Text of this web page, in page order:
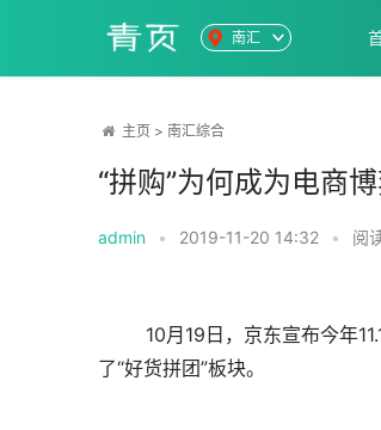
南汇
主页 > 南汇综合
“拼购”为何成为电商
admin • 2019-11-20 14:32 • 阅
了“好货拼团”板块。